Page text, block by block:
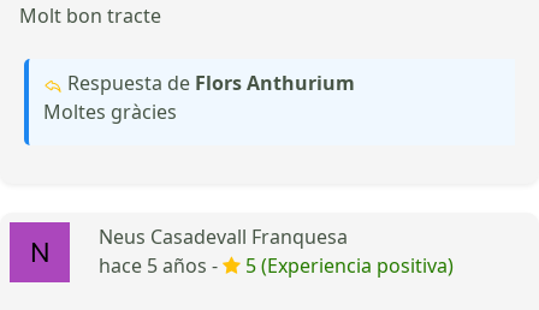
Molt bon tracte
Respuesta de Flors Anthurium
Moltes gràcies
Neus Casadevall Franquesa
hace 5 años -
5 (Experiencia positiva)